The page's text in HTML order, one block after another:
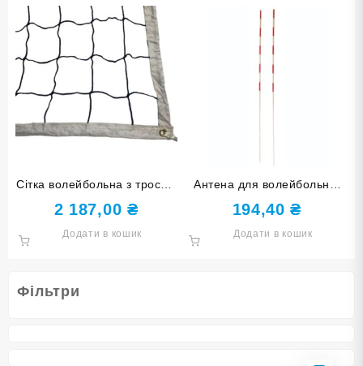
Фільтри
Сітка волейбольна з тросом
4005-1
2 187,00 ₴
Додати в кошик
Антена для волейбольної
сітки 9922
194,40₴
Додати в кошик